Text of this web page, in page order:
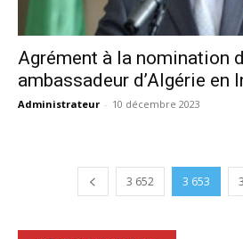
Agrément à la nomination
ambassadeur d’Algérie en
Administrateur - 10 décembre 2023
3 652 3 653